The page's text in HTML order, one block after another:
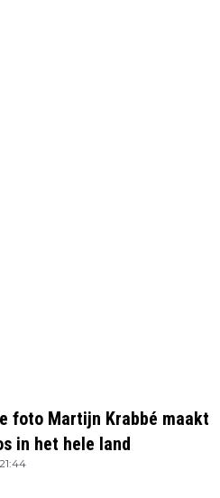
foto Martijn Krabbé maakt
in het hele land